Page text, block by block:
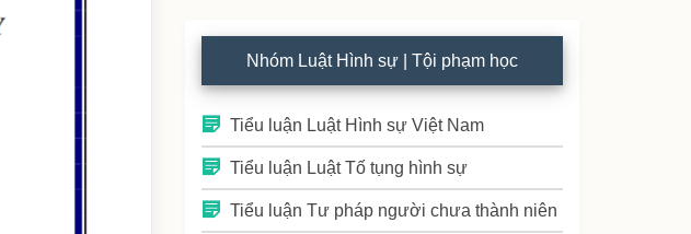
Nhóm Luật Hình sự | Tội phạm học
Tiểu luận Luật Hình sự Việt Nam
Tiểu luận Luật Tố tụng hình sự
Tiểu luận Tư pháp người chưa thành niên